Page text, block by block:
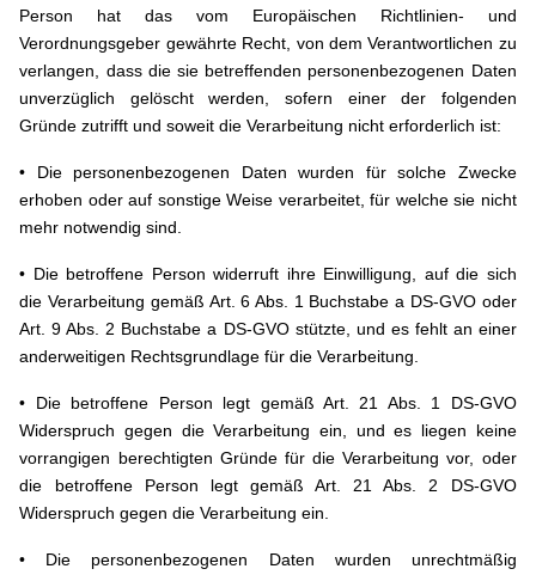
Person hat das vom Europäischen Richtlinien- und
Verordnungsgeber gewährte Recht, von dem Verantwortlichen zu
verlangen, dass die sie betreffenden personenbezogenen Daten
unverzüglich gelöscht werden, sofern einer der folgenden
Gründe zutrifft und soweit die Verarbeitung nicht erforderlich ist:
• Die personenbezogenen Daten wurden für solche Zwecke
erhoben oder auf sonstige Weise verarbeitet, für welche sie nicht
mehr notwendig sind.
• Die betroffene Person widerruft ihre Einwilligung, auf die sich
die Verarbeitung gemäß Art. 6 Abs. 1 Buchstabe a DS-GVO oder
Art. 9 Abs. 2 Buchstabe a DS-GVO stützte, und es fehlt an einer
anderweitigen Rechtsgrundlage für die Verarbeitung.
• Die betroffene Person legt gemäß Art. 21 Abs. 1 DS-GVO
Widerspruch gegen die Verarbeitung ein, und es liegen keine
vorrangigen berechtigten Gründe für die Verarbeitung vor, oder
die betroffene Person legt gemäß Art. 21 Abs. 2 DS-GVO
Widerspruch gegen die Verarbeitung ein.
• Die personenbezogenen Daten wurden unrechtmäßig